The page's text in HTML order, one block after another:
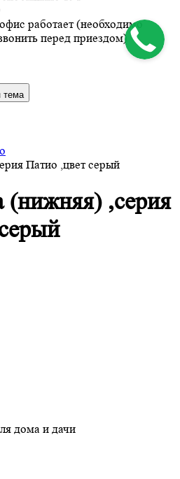
работает (необходимо
перед приездом)
тема
Патио ,цвет серый
,серия
дома и дачи